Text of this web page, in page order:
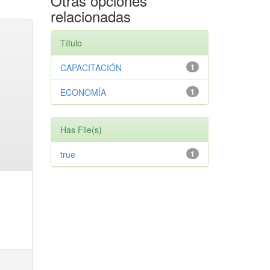
relacionadas
Título
1
CAPACITACIÓN
1
ECONOMÍA
Has File(s)
1
true